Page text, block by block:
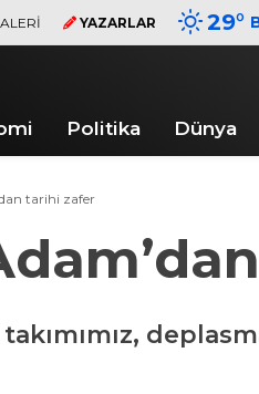
YAZARLAR 29°
Politika Dünya
tarihi zafer